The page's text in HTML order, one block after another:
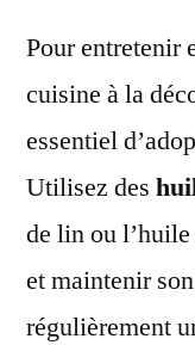
Pour entretenir
cuisine à la
essentiel
Utilisez des
de lin ou
et maintenir
régulièrement